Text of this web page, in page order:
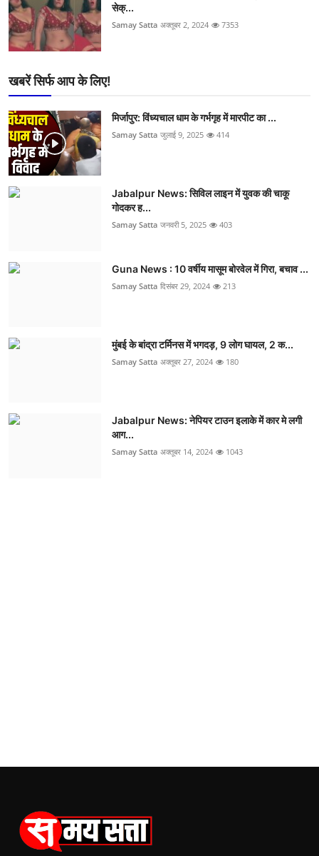
सेक्...
Samay Satta अक्तूबर 2, 2024 7353
खबरें सिर्फ आप के लिए!
मिर्जापुर: विंध्यचाल धाम के गर्भगृह में मारपीट का ...
Samay Satta जुलाई 9, 2025 414
Jabalpur News: सिविल लाइन में युवक की चाकू
गोदकर ह...
Samay Satta जनवरी 5, 2025 403
Guna News : 10 वर्षीय मासूम बोरवेल में गिरा, बचाव ...
Samay Satta दिसंबर 29, 2024 213
मुंबई के बांद्रा टर्मिनस में भगदड़, 9 लोग घायल, 2 क...
Samay Satta अक्तूबर 27, 2024 180
Jabalpur News: नेपियर टाउन इलाके में कार मे लगी
आग...
Samay Satta अक्तूबर 14, 2024 1043